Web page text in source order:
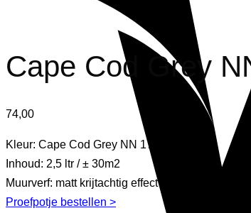
Cape Cod Grey
74,00
Kleur: Cape Cod Grey NN 17
Inhoud: 2,5 ltr / ± 30m2
Muurverf: matt krijtachtig effect
Proefpotje bestellen >